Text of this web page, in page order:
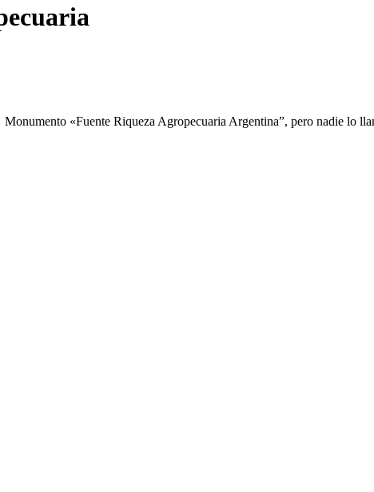
«Fuente Riqueza Agropecuaria Argentina”, pero nadie lo